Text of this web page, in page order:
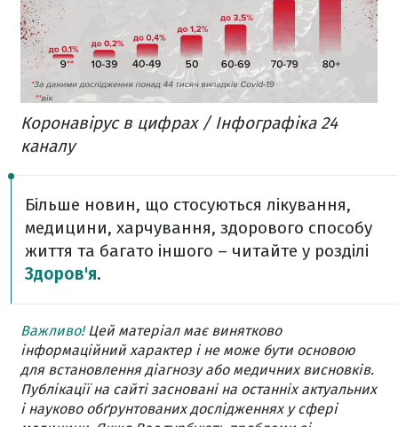
Коронавірус в цифрах / Інфографіка 24
каналу
Більше новин, що стосуються лікування,
медицини, харчування, здорового способу
життя та багато іншого – читайте у розділі
Здоров'я.
Важливо!Цей матеріал має винятково
інформаційний характер і не може бути основою
для встановлення діагнозу або медичних висновків.
Публікації на сайті засновані на останніх актуальних
і науково обґрунтованих дослідженнях у сфері